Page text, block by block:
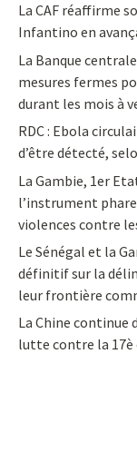
La CAF réaffirme
Infantino en
La Banque
mesures fermes
durant les mois à
RDC : Ebola
d’être détecté,
La Gambie, 1er
l’instrument
violences contre
Le Sénégal et la
définitif sur la
leur frontière
La Chine continue
lutte contre la 17è